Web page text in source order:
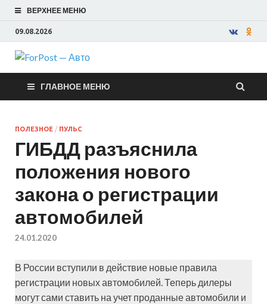
ВЕРХНЕЕ МЕНЮ
09.08.2026
ForPost —
Авто
ГЛАВНОЕ МЕНЮ
ПОЛЕЗНОЕ / ПУЛЬС
ГИБДД разъяснила
положения нового
закона о регистрации
автомобилей
24.01.2020
В России вступили в действие новые правила
регистрации новых автомобилей. Теперь дилеры
могут сами ставить на учет проданные автомобили и